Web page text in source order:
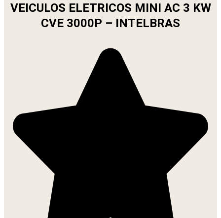
VEICULOS ELETRICOS MINI AC 3 KW
CVE 3000P – INTELBRAS